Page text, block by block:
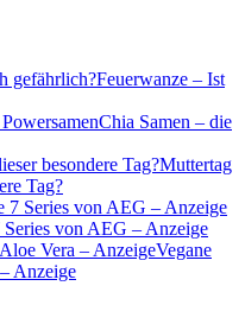
Feuerwanze – Ist
Chia Samen – die
Muttertag
Tag?
von AEG – Anzeige
Vegane
Anzeige